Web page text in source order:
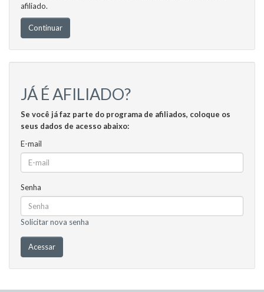
afiliado.
Continuar
JÁ É AFILIADO?
Se você já faz parte do programa de afiliados, coloque os
seus dados de acesso abaixo:
E-mail
Senha
Solicitar nova senha